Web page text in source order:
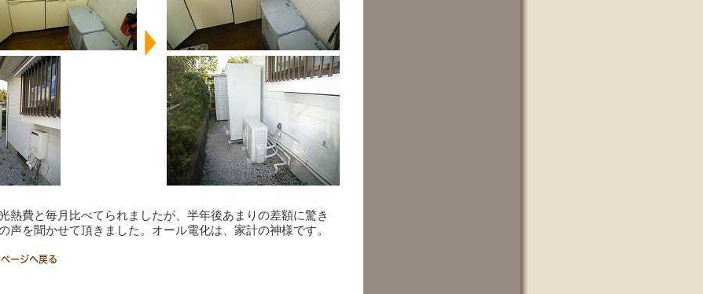
熱費と毎月比べてられましたが、半年後あまりの差額に驚き
声を聞かせて頂きました。オール電化は、家計の神様です。